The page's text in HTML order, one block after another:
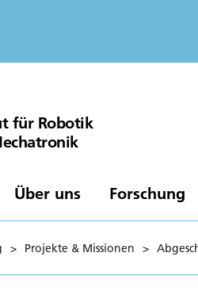
für Robotik
Über uns Forschung
> Projekte & Missionen >